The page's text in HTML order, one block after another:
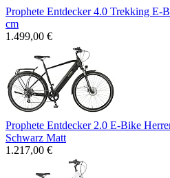
Prophete Entdecker 4.0 Trekking E-
cm
1.499,00 €
Prophete Entdecker 2.0 E-Bike
Schwarz Matt
1.217,00 €